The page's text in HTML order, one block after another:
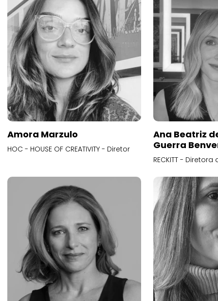
Amora Marzulo
HOC - HOUSE OF CREATIVITY - Diretor
Ana Beatriz
Guerra
RECKITT -